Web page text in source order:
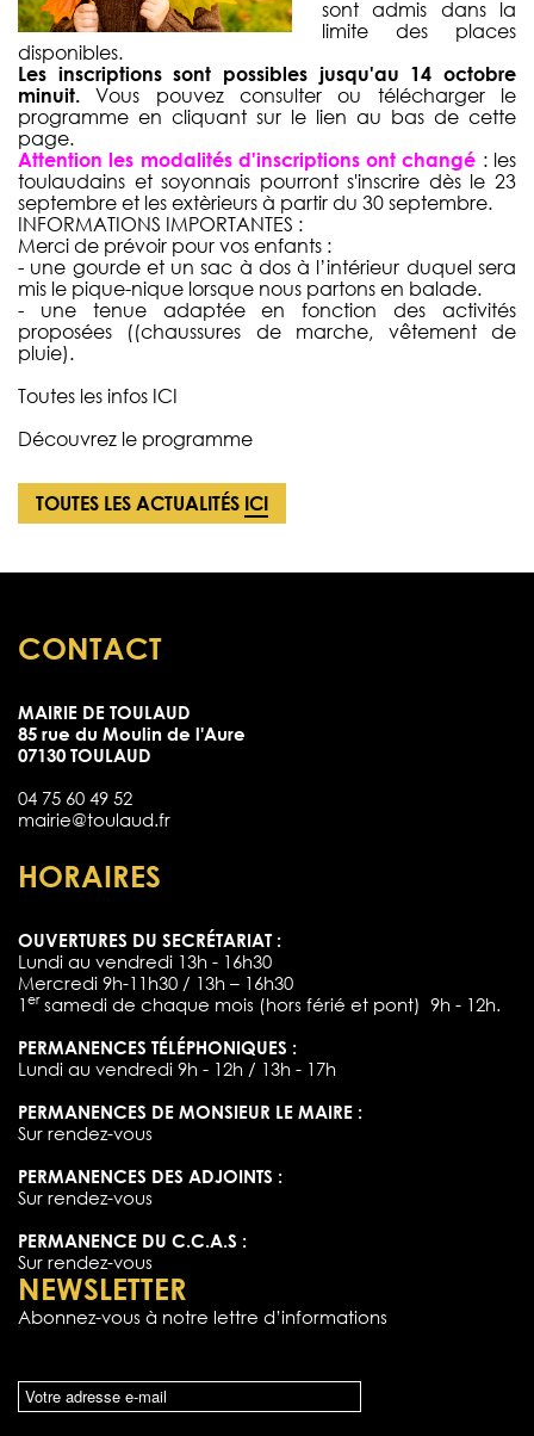
sont admis dans la
limite des places
disponibles.
Les inscriptions sont possibles jusqu'au 14 octobre
minuit.Vous pouvez consulter ou télécharger le
programme en cliquant sur le lien au bas de cette
page.
Attention les modalités d'inscriptions ont changé : les
toulaudains et soyonnais pourront s'inscrire dès le 23
septembre et les extèrieurs à partir du 30 septembre.
INFORMATIONS IMPORTANTES :
Merci de prévoir pour vos enfants :
- une gourde et un sac à dos à l’intérieur duquel sera
mis le pique-nique lorsque nous partons en balade.
- une tenue adaptée en fonction des activités
proposées ((chaussures de marche, vêtement de
pluie).
Toutes les infos ICI
Découvrez le programme
TOUTES LES ACTUALITÉS ICI
CONTACT
MAIRIE DE TOULAUD
85 rue du Moulin de l'Aure
07130 TOULAUD
04 75 60 49 52
mairie@toulaud.fr
HORAIRES
OUVERTURES DU SECRÉTARIAT :
Lundi au vendredi 13h - 16h30
Mercredi 9h-11h30 / 13h – 16h30
1 ersamedi de chaque mois (hors férié et pont) 9h - 12h.
PERMANENCES TÉLÉPHONIQUES :
Lundi au vendredi 9h - 12h / 13h - 17h
PERMANENCES DE MONSIEUR LE MAIRE :
Sur rendez-vous
PERMANENCES DES ADJOINTS :
Sur rendez-vous
PERMANENCE DU C.C.A.S :
Sur rendez-vous
NEWSLETTER
Abonnez-vous à notre lettre d’informations